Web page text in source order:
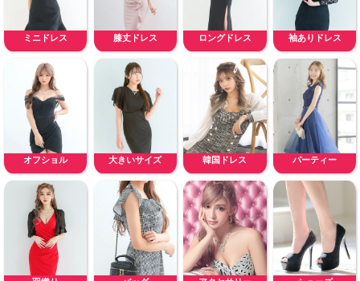
ミニドレス 膝丈ドレス ロングドレス 袖ありドレス
オフショル 大きいサイズ 韓国ドレス パーティー